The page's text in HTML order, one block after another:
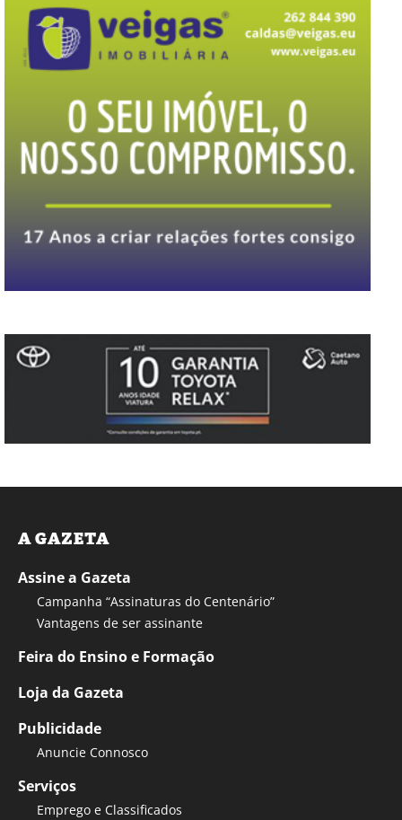
A GAZETA
Assine a Gazeta
Campanha “Assinaturas do Centenário”
Vantagens de ser assinante
Feira do Ensino e Formação
Loja da Gazeta
Publicidade
Anuncie Connosco
Serviços
Emprego e Classificados